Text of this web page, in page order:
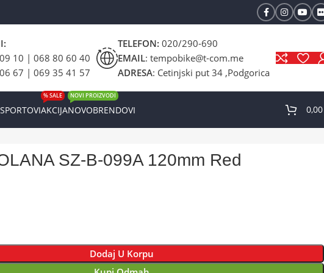
10 | 068 80 60 40
67 | 069 35 41 57
TELEFON: 020/290-690
EMAIL: tempobike@t-com.me
ADRESA: Cetinjski put 34 ,Podgorica
AKCIJA
% SALE
NOVO
NOVI PROIZVODI
BRENDOVI
SZ-B-099A 120mm Red
Dodaj U Korpu